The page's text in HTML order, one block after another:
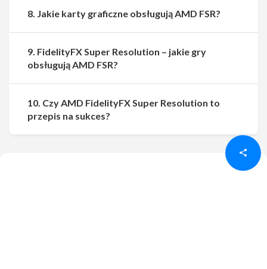
Udostępnij
8. Jakie karty graficzne obsługują AMD FSR?
9. FidelityFX Super Resolution – jakie gry
obsługują AMD FSR?
10. Czy AMD FidelityFX Super Resolution to
przepis na sukces?